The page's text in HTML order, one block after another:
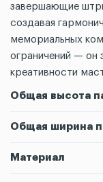
завершающие
создавая
мемориальных
ограничений — он
креативности
Общая высота
Общая ширина
Материал